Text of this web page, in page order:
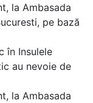
la Ambasada
pe bază
în Insulele
au nevoie de
la Ambasada